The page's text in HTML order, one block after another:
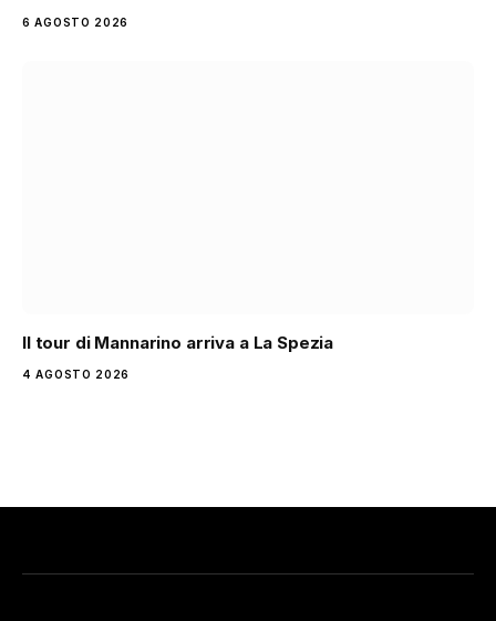
6 AGOSTO 2026
Il tour di Mannarino arriva a La Spezia
4 AGOSTO 2026